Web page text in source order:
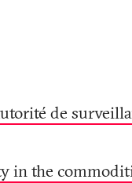
de
in the